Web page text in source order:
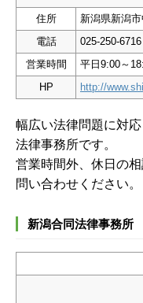
住所
新潟県新潟
電話
025-250-6716
営業時間
平日9:00～
HP
http://
幅広い法律問題に対
法律事務所です。
営業時間外、休日の
問い合わせください。
新潟合同法律事務所